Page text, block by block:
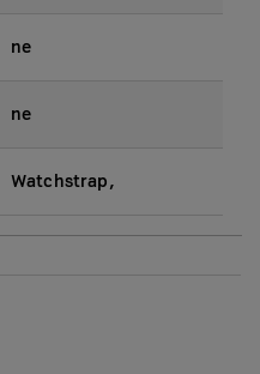
ne
ne
Watchstrap,